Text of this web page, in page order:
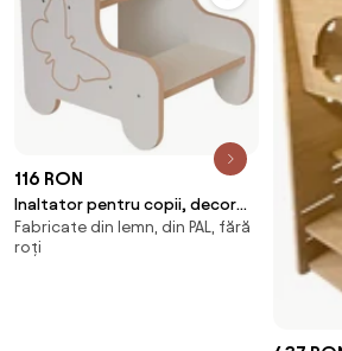
116 RON
Inaltator pentru copii, decor
fluturas
Fabricate din lemn, din PAL, fără
roți